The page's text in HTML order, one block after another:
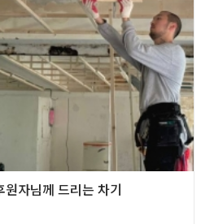
자님께 드리는 차기